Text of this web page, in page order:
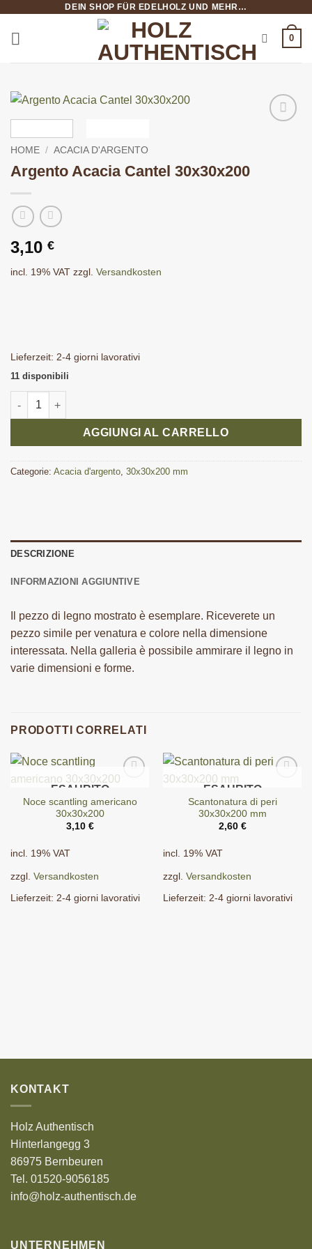
contenuti
DEIN SHOP FÜR EDELHOLZ UND MEHR…
0
HOME / ACACIA D'ARGENTO
Argento Acacia Cantel 30x30x200
3,10 €
incl. 19% VAT zzgl. Versandkosten
Lieferzeit: 2-4 giorni lavorativi
11 disponibili
Argento Acacia Cantel 30x30x200 quantità
AGGIUNGI AL CARRELLO
Categorie: Acacia d'argento, 30x30x200 mm
DESCRIZIONE
INFORMAZIONI AGGIUNTIVE
Il pezzo di legno mostrato è esemplare. Riceverete un
pezzo simile per venatura e colore nella dimensione
interessata. Nella galleria è possibile ammirare il legno in
varie dimensioni e forme.
PRODOTTI CORRELATI
ESAURITO
Noce scantling americano
30x30x200
3,10 €
incl. 19% VAT
zzgl. Versandkosten
Lieferzeit: 2-4 giorni lavorativi
ESAURITO
Scantonatura di peri
30x30x200 mm
2,60 €
incl. 19% VAT
zzgl. Versandkosten
Lieferzeit: 2-4 giorni lavorativi
KONTAKT
Holz Authentisch
Hinterlangegg 3
86975 Bernbeuren
Tel. 01520-9056185
info@holz-authentisch.de
UNTERNEHMEN